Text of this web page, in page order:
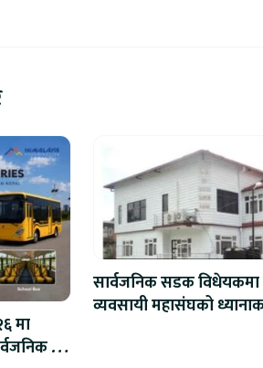
मा
हुने
सार्वजनिक सडक विधेयकमा
व्यवसायी महासंघको